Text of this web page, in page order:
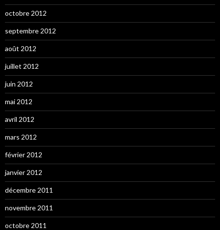
octobre 2012
septembre 2012
août 2012
juillet 2012
juin 2012
mai 2012
avril 2012
mars 2012
février 2012
janvier 2012
décembre 2011
novembre 2011
octobre 2011